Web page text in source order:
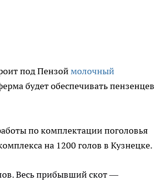
под Пензоймолочный
будет обеспечивать пензенцев
по комплектации поголовья
на 1200 голов в Кузнецке.
Весь прибывший скот —